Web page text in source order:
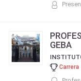
GEBA
Carrera